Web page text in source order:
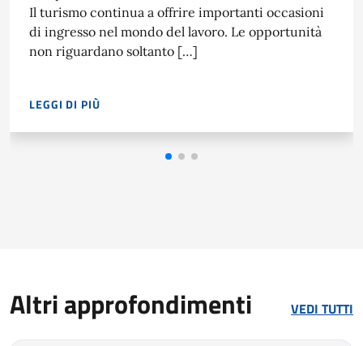
Il turismo continua a offrire importanti occasioni
di ingresso nel mondo del lavoro. Le opportunità
non riguardano soltanto […]
LEGGI DI PIÙ
NEL 2025 LE IMPRESE HANNO PROGRAMMATO 239.410
Altri approfondimenti VEDI TUTTI